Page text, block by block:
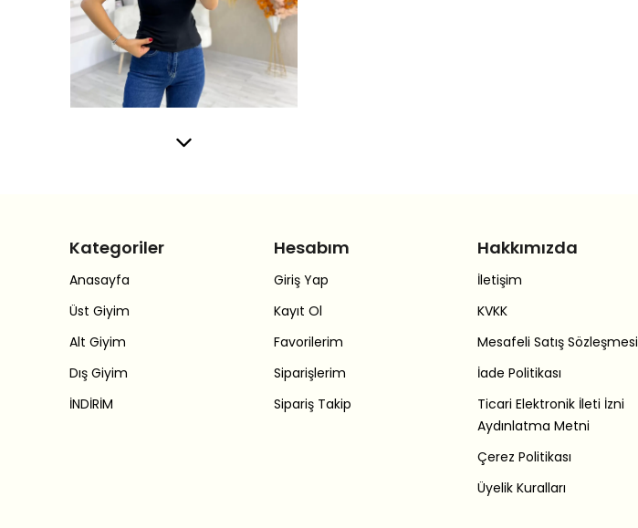
Kategoriler
Anasayfa
Üst Giyim
Alt Giyim
Dış Giyim
İNDİRİM
Hesabım
Giriş Yap
Kayıt Ol
Favorilerim
Siparişlerim
Sipariş Takip
Hakkımızda
İletişim
KVKK
Mesafeli Satış Sözleşmesi
İade Politikası
Ticari Elektronik İleti İzni
Aydınlatma Metni
Çerez Politikası
Üyelik Kuralları